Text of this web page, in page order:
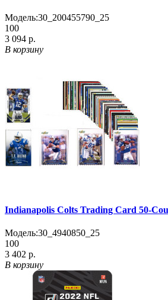
Модель:30_200455790_25
100
3 094 р.
В корзину
Indianapolis Colts Trading Card 50-
Модель:30_4940850_25
100
3 402 р.
В корзину